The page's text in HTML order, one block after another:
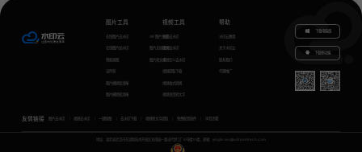
图片工具
在线图片去水印
在线图片加水印
智能抠图
证件照
图片模糊变清晰
图片模糊变清晰
GIF图片生成
图片无损放大
图片转文字
视频工具
视频去水印
视频加水印
视频怎么去水印
视频提取下载
视频格式转换
视频语音转文字
帮助
水印云教程
关于水印云
联系我们
代理推广
下载电脑版
下载移动端
友情链接 图片去水印 视频去水印 一键抠图 去水印下载 视频转文字提取 免费配音软件
地址：湖北省武汉市东湖新技术开发区关南园一路当代梦工厂4号楼10楼，邮箱：yinglin.wu@udreamtech.com